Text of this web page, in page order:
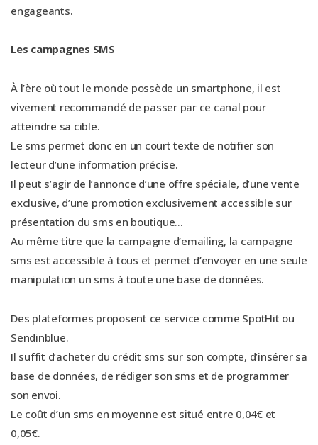
engageants.
Les campagnes SMS
À l’ère où tout le monde possède un smartphone, il est
vivement recommandé de passer par ce canal pour
atteindre sa cible.
Le sms permet donc en un court texte de notifier son
lecteur d’une information précise.
Il peut s’agir de l’annonce d’une offre spéciale, d’une vente
exclusive, d’une promotion exclusivement accessible sur
présentation du sms en boutique…
Au même titre que la campagne d’emailing, la campagne
sms est accessible à tous et permet d’envoyer en une seule
manipulation un sms à toute une base de données.
Des plateformes proposent ce service comme SpotHit ou
Sendinblue.
Il suffit d’acheter du crédit sms sur son compte, d’insérer sa
base de données, de rédiger son sms et de programmer
son envoi.
Le coût d’un sms en moyenne est situé entre 0,04€ et
0,05€.